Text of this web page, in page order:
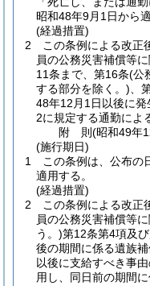
昭和48年9月1日から適
(経過措置)
2
この条例による改正
員の公務災害補償等
11条まで、第16条(公
する部分を除く。) 、
48年12月1日以後に
2に規定する通勤によ
附 則(昭和49年
(施行期日)
1
この条例は、公布の
適用する。
(経過措置)
2
この条例による改正
員の公務災害補償等
う。)第12条第4項及
後の期間に係る遺族
以後に支給すべき事
用し、同日前の期間